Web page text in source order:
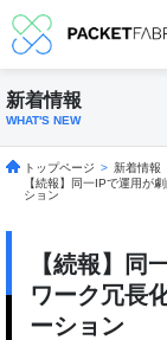
新着情報
WHAT'S NEW
トップページ > 新着情報
【続報】同一IPで運用が
ション
【続報】同
ワーク冗長
ーション